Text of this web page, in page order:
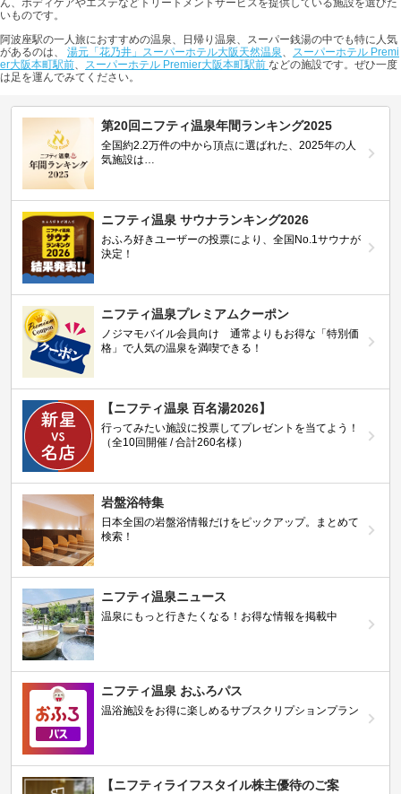
ん、ボディケアやエステなどトリートメントサービスを提供している施設を選びた
いものです。
阿波座駅の一人旅におすすめの温泉、日帰り温泉、スーパー銭湯の中でも特に人気
があるのは、 湯元「花乃井」スーパーホテル大阪天然温泉、 スーパーホテル Premi
er大阪本町駅前、 スーパーホテル Premier大阪本町駅前 などの施設です。ぜひ一度
は足を運んでみてください。
第20回ニフティ温泉年間ランキング2025
全国約2.2万件の中から頂点に選ばれた、2025年の人
気施設は…
ニフティ温泉 サウナランキング2026
おふろ好きユーザーの投票により、全国No.1サウナが
決定！
ニフティ温泉プレミアムクーポン
ノジマモバイル会員向け 通常よりもお得な「特別価
格」で人気の温泉を満喫できる！
【ニフティ温泉 百名湯2026】
行ってみたい施設に投票してプレゼントを当てよう！
（全10回開催 / 合計260名様）
岩盤浴特集
日本全国の岩盤浴情報だけをピックアップ。まとめて
検索！
ニフティ温泉ニュース
温泉にもっと行きたくなる！お得な情報を掲載中
ニフティ温泉 おふろパス
温浴施設をお得に楽しめるサブスクリプションプラン
【ニフティライフスタイル株主優待のご案